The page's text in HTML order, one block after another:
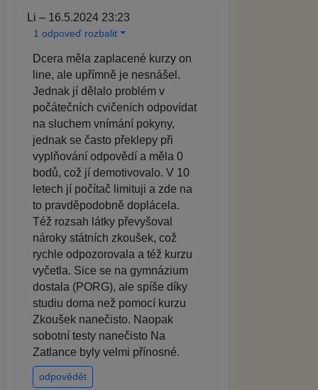
Li – 16.5.2024 23:23
1 odpoveď rozbalit
Dcera měla zaplacené kurzy on
line, ale upřímně je nesnášel.
Jednak jí dělalo problém v
počátečních cvičeních odpovídat
na sluchem vnímání pokyny,
jednak se často překlepy při
vyplňování odpovědí a měla 0
bodů, což jí demotivovalo. V 10
letech jí počítač limituji a zde na
to pravděpodobně doplácela.
Též rozsah látky převyšoval
nároky státních zkoušek, což
rychle odpozorovala a též kurzu
vyčetla. Sice se na gymnázium
dostala (PORG), ale spíše díky
studiu doma než pomocí kurzu
Zkoušek nanečisto. Naopak
sobotní testy nanečisto Na
Zatlance byly velmi přínosné.
odpovědět